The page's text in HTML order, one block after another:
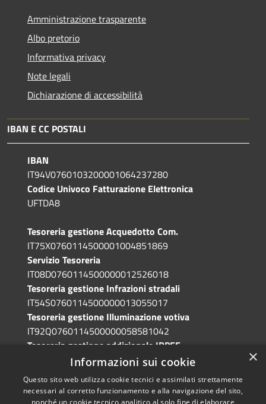
Amministrazione trasparente
Albo pretorio
Informativa privacy
Note legali
Dichiarazione di accessibilità
IBAN E CC POSTALI
IBAN
IT94V0760103200001064237280
Codice Univoco Fatturazione Elettronica
UFTDA8
Tesoreria gestione Acquedotto Com.
IT75X0760114500001004851869
Servizio Tesoreria
IT08D0760114500000012526018
Tesoreria gestione Infrazioni stradali
IT54S0760114500000013055017
Tesoreria gestione Illuminazione votiva
IT92Q0760114500000058581042
Tesoreria gestione addizionale IRPEF
IT71A0760114500000086341765
×
Informazioni sui cookie
Questo sito web utilizza cookie tecnici e assimilati strettamente
necessari al corretto funzionamento e alla navigazione del sito,
nonché un cookie tecnico analitico al solo fine di elaborare